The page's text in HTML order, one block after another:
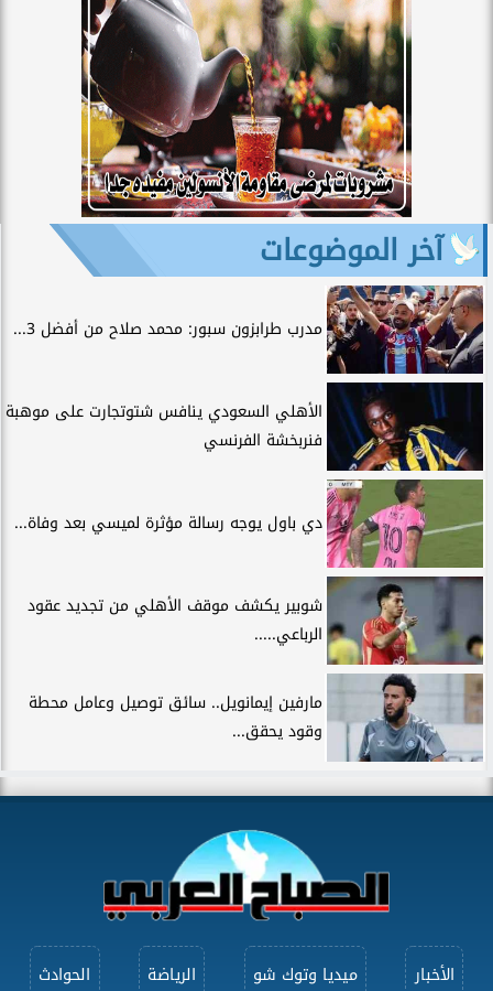
آخر الموضوعات
مدرب طرابزون سبور: محمد صلاح من أفضل 3...
الأهلي السعودي ينافس شتوتجارت على موهبة
فنربخشة الفرنسي
دي باول يوجه رسالة مؤثرة لميسي بعد وفاة...
شوبير يكشف موقف الأهلي من تجديد عقود
الرباعي.....
مارفين إيمانويل.. سائق توصيل وعامل محطة
وقود يحقق...
الأخبار ميديا وتوك شو الرياضة الحوادث